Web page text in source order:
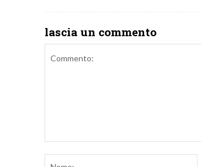
lascia un commento